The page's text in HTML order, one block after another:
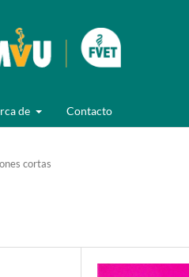
de Contacto
cortas